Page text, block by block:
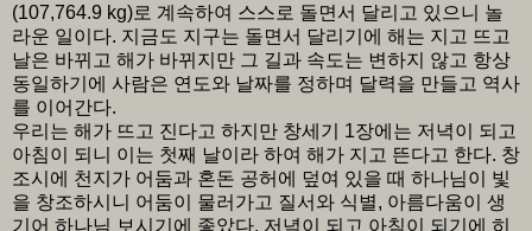
(107,764.9 kg)로 계속하여 스스로 돌면서 달리고 있으니 놀
라운 일이다. 지금도 지구는 돌면서 달리기에 해는 지고 뜨고
날은 바뀌고 해가 바뀌지만 그 길과 속도는 변하지 않고 항상
동일하기에 사람은 연도와 날짜를 정하며 달력을 만들고 역사
를 이어간다.
우리는 해가 뜨고 진다고 하지만 창세기 1장에는 저녁이 되고
아침이 되니 이는 첫째 날이라 하여 해가 지고 뜬다고 한다. 창
조시에 천지가 어둠과 혼돈 공허에 덮여 있을 때 하나님이 빛
을 창조하시니 어둠이 물러가고 질서와 식별, 아름다움이 생
기어 하나님 보시기에 좋았다. 저녁이 되고 아침이 되기에 히